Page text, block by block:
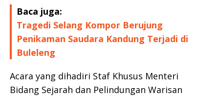
Baca juga:
Tragedi Selang Kompor Berujung
Penikaman Saudara Kandung Terjadi di
Buleleng
Acara yang dihadiri Staf Khusus Menteri
Bidang Sejarah dan Pelindungan Warisan